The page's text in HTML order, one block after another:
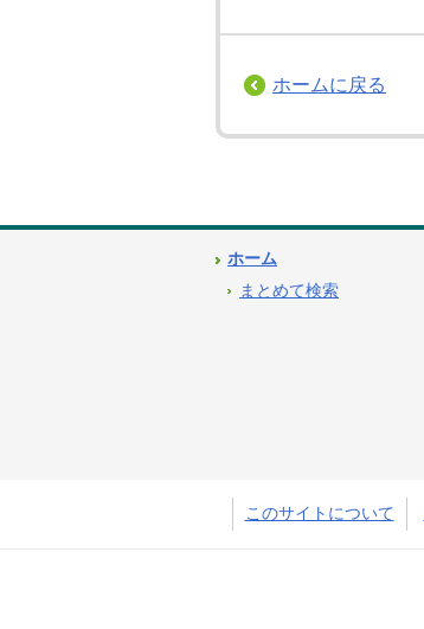
ホームに戻る
ホーム
まとめて検索
このサイトについて